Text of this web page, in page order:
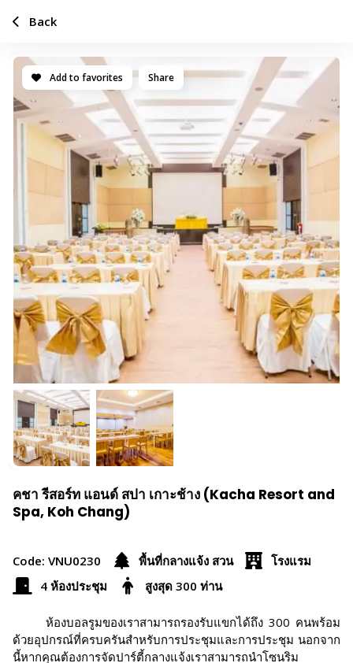
Add to favorites Share
คชา รีสอร์ท แอนด์ สปา เกาะช้าง (Kacha Resort and
Spa, Koh Chang)
Code: VNU0230 พื้นที่กลางแจ้ง สวน
โรงแรม
4 ห้องประชุม
สูงสุด 300 ท่าน
ห้องบอลรูมของเราสามารถรองรับแขกได้ถึง 300 คนพร้อม
ด้วยอุปกรณ์ที่ครบครันสำหรับการประชุมและการประชุม นอกจาก
นี้หากคุณต้องการจัดปาร์ตี้กลางแจ้งเราสามารถนำโซนริม
Back